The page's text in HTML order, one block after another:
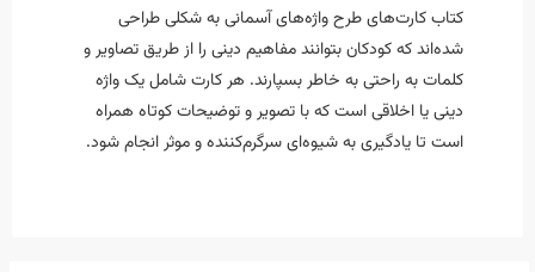
کتاب کارت‌های طرح واژه‌های آسمانی به شکلی طراحی
شده‌اند که کودکان بتوانند مفاهیم دینی را از طریق تصاویر و
کلمات به راحتی به خاطر بسپارند. هر کارت شامل یک واژه
دینی یا اخلاقی است که با تصویر و توضیحات کوتاه همراه
است تا یادگیری به شیوه‌ای سرگرم‌کننده و موثر انجام شود.